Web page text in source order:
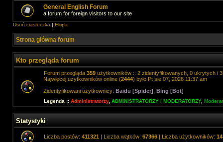
General English Forum
a forum for foreign visitors to our site
Usuń ciasteczka | Ekipa
Strona główna forum
Kto przegląda forum
Forum przegląda 359 użytkowników :: 2 zidentyfikowanych, 0 ukrytych i
Najwięcej użytkowników online (2444) było Pt sie 07, 2026 11:37 am
Zidentyfikowani użytkownicy: Baidu [Spider] Bing [Bot]
Legenda :: Administratorzy, ADMINISTRATORZY I MODERATORZY,
Statystyki
Liczba postów: 411321 | Liczba wątków: 67366 | Liczba użytkowników: